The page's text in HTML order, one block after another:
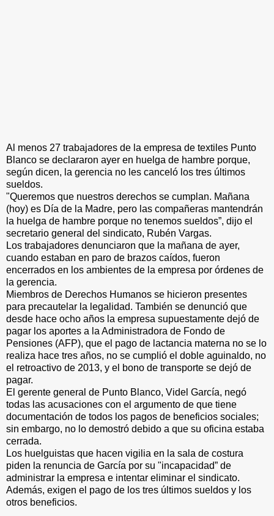
Al menos 27 trabajadores de la empresa de textiles Punto
Blanco se declararon ayer en huelga de hambre porque,
según dicen, la gerencia no les canceló los tres últimos
sueldos.
"Queremos que nuestros derechos se cumplan. Mañana
(hoy) es Día de la Madre, pero las compañeras mantendrán
la huelga de hambre porque no tenemos sueldos”, dijo el
secretario general del sindicato, Rubén Vargas.
Los trabajadores denunciaron que la mañana de ayer,
cuando estaban en paro de brazos caídos, fueron
encerrados en los ambientes de la empresa por órdenes de
la gerencia.
Miembros de Derechos Humanos se hicieron presentes
para precautelar la legalidad. También se denunció que
desde hace ocho años la empresa supuestamente dejó de
pagar los aportes a la Administradora de Fondo de
Pensiones (AFP), que el pago de lactancia materna no se lo
realiza hace tres años, no se cumplió el doble aguinaldo, no
el retroactivo de 2013, y el bono de transporte se dejó de
pagar.
El gerente general de Punto Blanco, Videl García, negó
todas las acusaciones con el argumento de que tiene
documentación de todos los pagos de beneficios sociales;
sin embargo, no lo demostró debido a que su oficina estaba
cerrada.
Los huelguistas que hacen vigilia en la sala de costura
piden la renuncia de García por su "incapacidad” de
administrar la empresa e intentar eliminar el sindicato.
Además, exigen el pago de los tres últimos sueldos y los
otros beneficios.